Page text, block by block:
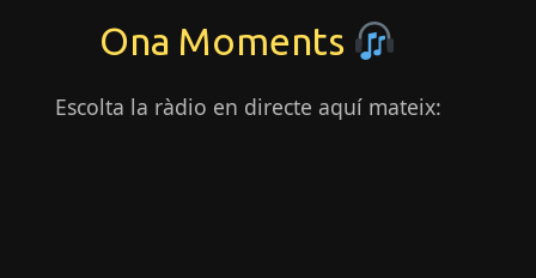
Ona Moments
Escolta la ràdio en directe aquí mateix: